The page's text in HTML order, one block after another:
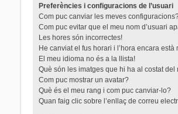
Preferències i configuracions de l’usuari
Com puc canviar les meves
Com puc evitar que el meu nom d’usuari
Les hores són incorrectes!
He canviat el fus horari i l’hora encara està
El meu idioma no és a la llista!
Què són les imatges que hi ha al costat del
Com puc mostrar un avatar?
Què és el meu rang i com puc canviar-lo?
Quan faig clic sobre l’enllaç de correu